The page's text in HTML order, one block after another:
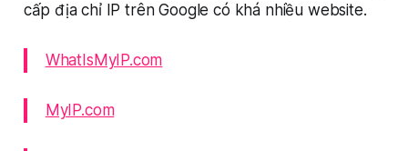
cấp địa chỉ IP trên Google có khá nhiều website.
WhatIsMyIP.com
MyIP.com